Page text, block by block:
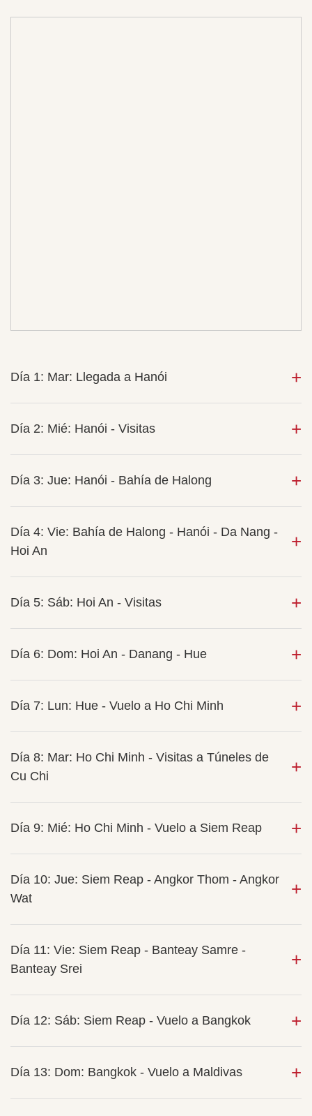
Día 1: Mar: Llegada a Hanói
Día 2: Mié: Hanói - Visitas
Día 3: Jue: Hanói - Bahía de Halong
Día 4: Vie: Bahía de Halong - Hanói - Da Nang -
Hoi An
Día 5: Sáb: Hoi An - Visitas
Día 6: Dom: Hoi An - Danang - Hue
Día 7: Lun: Hue - Vuelo a Ho Chi Minh
Día 8: Mar: Ho Chi Minh - Visitas a Túneles de
Cu Chi
Día 9: Mié: Ho Chi Minh - Vuelo a Siem Reap
Día 10: Jue: Siem Reap - Angkor Thom - Angkor
Wat
Día 11: Vie: Siem Reap - Banteay Samre -
Banteay Srei
Día 12: Sáb: Siem Reap - Vuelo a Bangkok
Día 13: Dom: Bangkok - Vuelo a Maldivas